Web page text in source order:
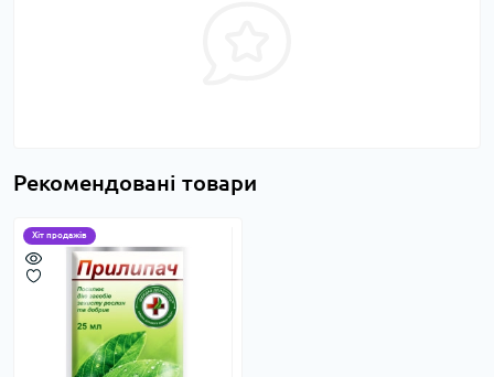
Рекомендовані товари
Хіт продажів